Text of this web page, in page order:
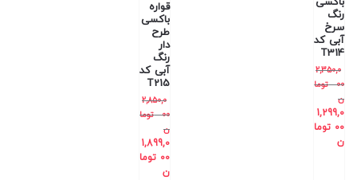
رنگ
سرخ
آبی کد
T314
2,350,0
00
توما
ن
1,299,0
00 توما
ن
قواره
باکسی
طرح
دار
رنگ
آبی کد
T215
2,850,0
00
توما
ن
1,899,0
00 توما
ن